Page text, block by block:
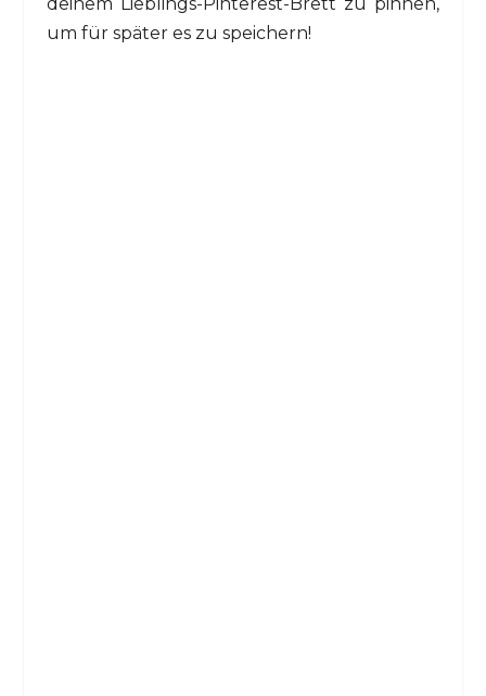
deinem Lieblings-Pinterest-Brett zu pinnen,
um für später es zu speichern!